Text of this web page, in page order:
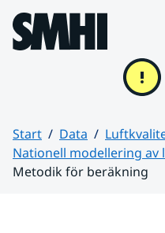
Hoppa till sidans innehåll
Start Data
Nationell modellering av
Metodik för beräkning